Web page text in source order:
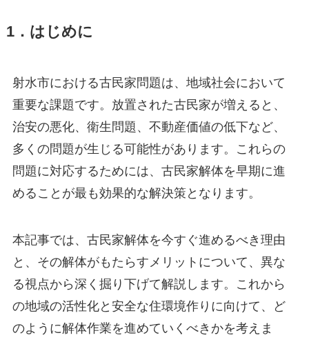
1．はじめに
射水市における古民家問題は、地域社会において
重要な課題です。放置された古民家が増えると、
治安の悪化、衛生問題、不動産価値の低下など、
多くの問題が生じる可能性があります。これらの
問題に対応するためには、古民家解体を早期に進
めることが最も効果的な解決策となります。
本記事では、古民家解体を今すぐ進めるべき理由
と、その解体がもたらすメリットについて、異な
る視点から深く掘り下げて解説します。これから
の地域の活性化と安全な住環境作りに向けて、ど
のように解体作業を進めていくべきかを考えま